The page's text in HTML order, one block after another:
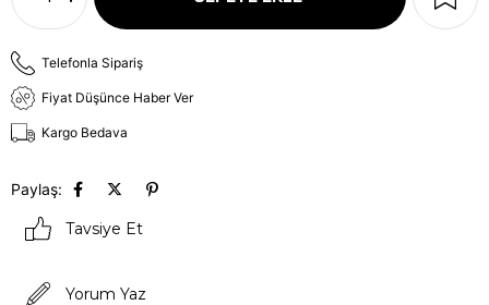
Telefonla Sipariş
Fiyat Düşünce Haber Ver
Kargo Bedava
Paylaş:
Tavsiye Et
Yorum Yaz